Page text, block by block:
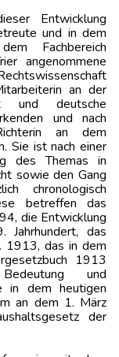
Entwicklung
und in dem
Fachbereich
angenommene
an der
und deutsche
und nach
an dem
Sie ist nach einer
des Themas in
sowie den Gang
chronologisch
betreffen das
die Entwicklung
das
1913, das in dem
1913
und
in dem heutigen
an dem 1. März
der